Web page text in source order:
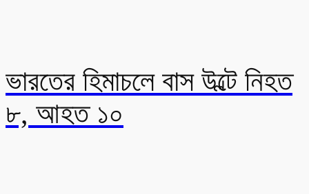
ভারতের হিমাচলে বাস উল্টে নিহত
৮, আহত ১০